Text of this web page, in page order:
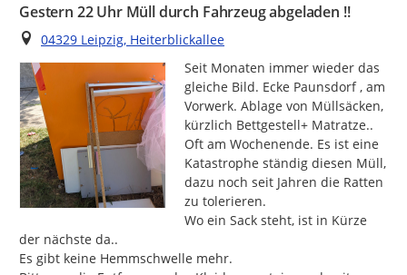
Gestern 22 Uhr Müll durch Fahrzeug abgeladen !!
Ort
04329 Leipzig, Heiterblickallee
Seit Monaten immer wieder das
gleiche Bild. Ecke Paunsdorf , am
Vorwerk. Ablage von Müllsäcken,
kürzlich Bettgestell+ Matratze..
Oft am Wochenende. Es ist eine
Katastrophe ständig diesen Müll,
dazu noch seit Jahren die Ratten
zu tolerieren.
Wo ein Sack steht, ist in Kürze
der nächste da..
Es gibt keine Hemmschwelle mehr.